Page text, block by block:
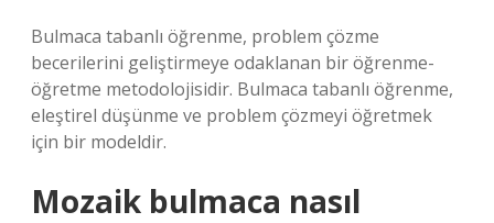
Bulmaca tabanlı öğrenme, problem çözme
becerilerini geliştirmeye odaklanan bir öğrenme-
öğretme metodolojisidir. Bulmaca tabanlı öğrenme,
eleştirel düşünme ve problem çözmeyi öğretmek
için bir modeldir.
Mozaik bulmaca nasıl